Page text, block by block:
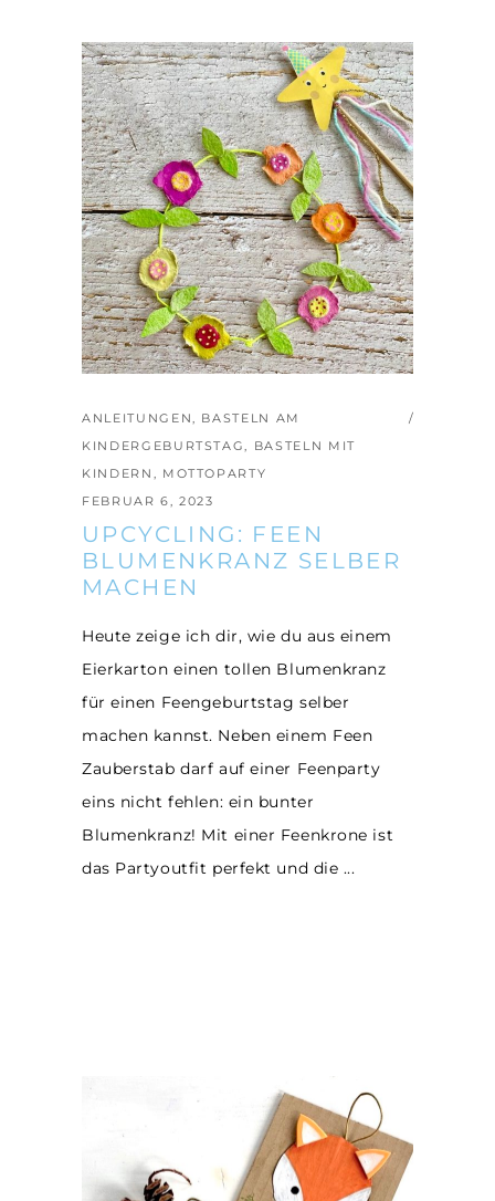
ANLEITUNGEN, BASTELN AM
KINDERGEBURTSTAG, BASTELN MIT
KINDERN , MOTTOPARTY
FEBRUAR 6, 2023
UPCYCLING: FEEN
BLUMENKRANZ SELBER
MACHEN
Heute zeige ich dir, wie du aus einem
Eierkarton einen tollen Blumenkranz
für einen Feengeburtstag selber
machen kannst. Neben einem Feen
Zauberstab darf auf einer Feenparty
eins nicht fehlen: ein bunter
Blumenkranz! Mit einer Feenkrone ist
das Partyoutfit perfekt und die